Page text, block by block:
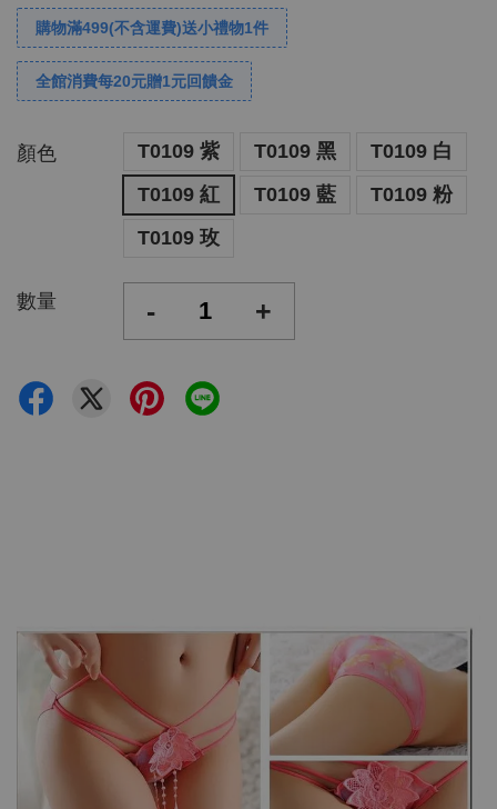
購物滿499(不含運費)送小禮物1件
全館消費每20元贈1元回饋金
顏色 T0109 紫 T0109 黑
T0109 白
T0109 紅
T0109 藍
T0109 粉
T0109 玫
數量 - +